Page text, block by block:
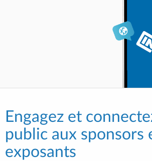
Engagez et
public aux sponsors
exposants